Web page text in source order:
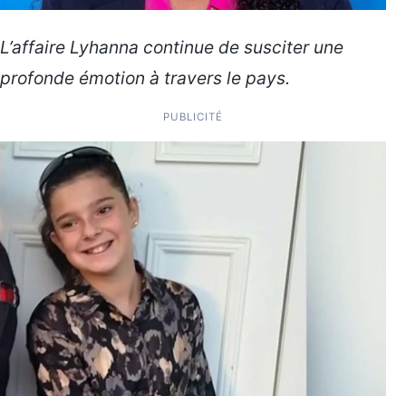
L’affaire Lyhanna continue de susciter une
profonde émotion à travers le pays.
PUBLICITÉ